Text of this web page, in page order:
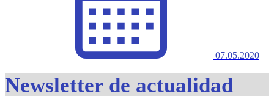
07.05.2020
Newsletter de actualidad